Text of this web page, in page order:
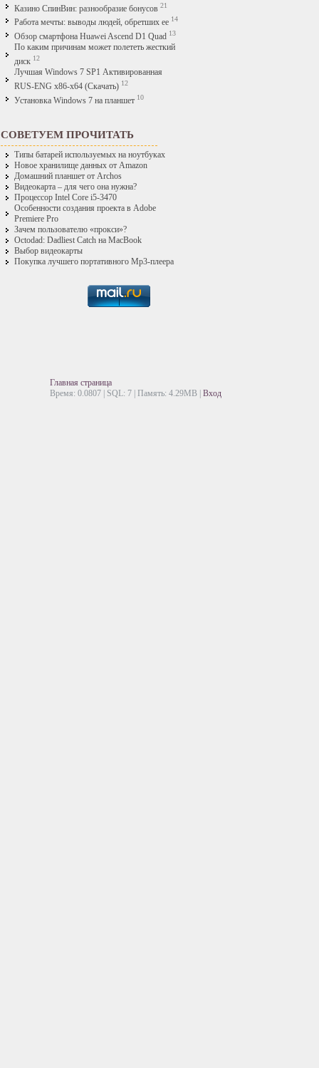
Казино СпинВин: разнообразие бонусов 21
Работа мечты: выводы людей, обретших ее 14
Обзор смартфона Huawei Ascend D1 Quad 13
По каким причинам может полететь жесткий
диск 12
Лучшая Windows 7 SP1 Активированная
RUS-ENG x86-x64 (Скачать) 12
Установка Windows 7 на планшет 10
СОВЕТУЕМ ПРОЧИТАТЬ
Типы батарей используемых на ноутбуках
Новое хранилище данных от Amazon
Домашний планшет от Archos
Видеокарта – для чего она нужна?
Процессор Intel Core i5-3470
Особенности создания проекта в Adobe
Premiere Pro
Зачем пользователю «прокси»?
Octodad: Dadliest Catch на MacBook
Выбор видеокарты
Покупка лучшего портативного Mp3-плеера
Главная страница
Время: 0.0807 | SQL: 7 | Память: 4.29MB Вход